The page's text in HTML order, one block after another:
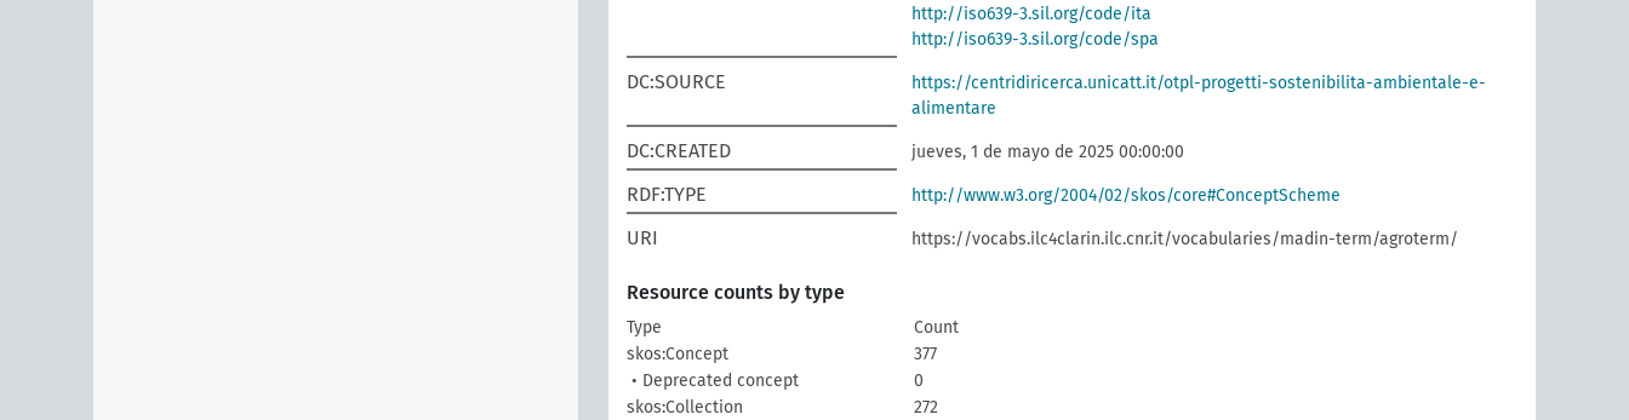
http://iso639-3.sil.org/code/ita
http://iso639-3.sil.org/code/spa
DC:SOURCE
https://centridiricerca.unicatt.it/otpl-progetti-sostenibilita-ambientale-e-
alimentare
DC:CREATED jueves, 1 de mayo de 2025 00:00:00
RDF:TYPE http://www.w3.org/2004/02/skos/core#ConceptScheme
URI https://vocabs.ilc4clarin.ilc.cnr.it/vocabularies/madin-term/agroterm/
Resource counts by type
Type
Count
skos:Concept
377
• Deprecated concept
0
skos:Collection
272